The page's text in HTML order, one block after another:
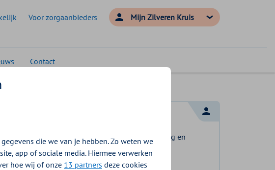
Voor zorgaanbieders Mijn Zilveren Kruis
Contact
Log in en bekijk welke vergoeding en
voorwaarden voor u gelden.
die we van je hebben. Zo weten we
app of sociale media. Hiermee verwerken
hoe wij of onze 13 partners deze cookies